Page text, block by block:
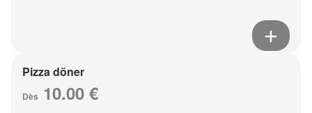
Pizza döner
Dès 10.00 €